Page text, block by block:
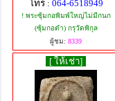
โทร : 064-6518949
! พระซุ้มกอพิมพ์ใหญ่ไม่มีกนก
(ซุ้มกอดำ) กรุวัดพิกุล
ผู้ชม: 8339
[ ให้เช่า]